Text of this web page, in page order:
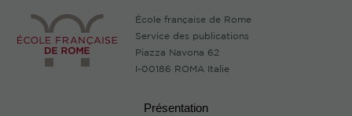
École française de Rome
Service des publications
Piazza Navona 62
I-00186 ROMA Italie
Présentation